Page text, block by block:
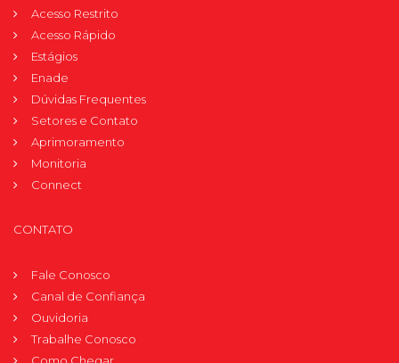
Acesso Restrito
Acesso Rápido
Estágios
Enade
Dúvidas Frequentes
Setores e Contato
Aprimoramento
Monitoria
Connect
CONTATO
Fale Conosco
Canal de Confiança
Ouvidoria
Trabalhe Conosco
Como Chegar